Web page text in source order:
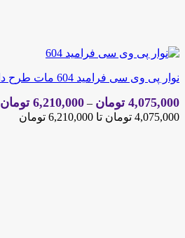
نوار پی وی سی فرامید 604 مات طرح دار برجسته | شناسه 604
4,075,000 تومان –
6,210,000 تومان
4,075,000 تومان تا 6,210,000 تومان